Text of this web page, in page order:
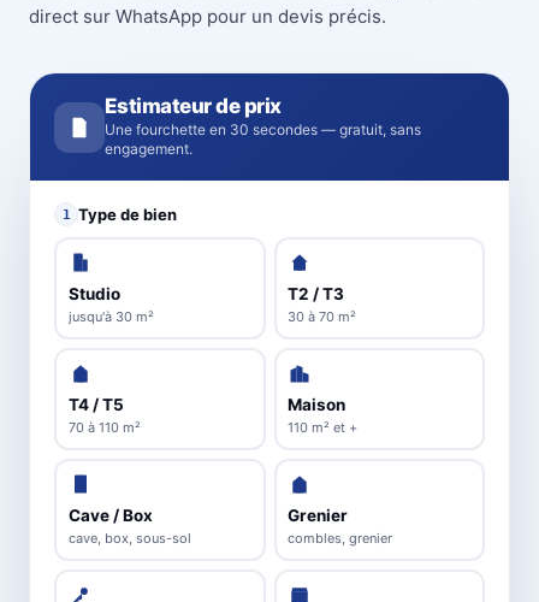
direct sur WhatsApp pour un devis précis.
Estimateur de prix
Une fourchette en 30 secondes — gratuit, sans
engagement.
1 Type de bien
Studio
jusqu'à 30 m²
T2 / T3
30 à 70 m²
T4 / T5
70 à 110 m²
Maison
110 m² et +
Cave / Box
cave, box, sous-sol
Grenier
combles, grenier